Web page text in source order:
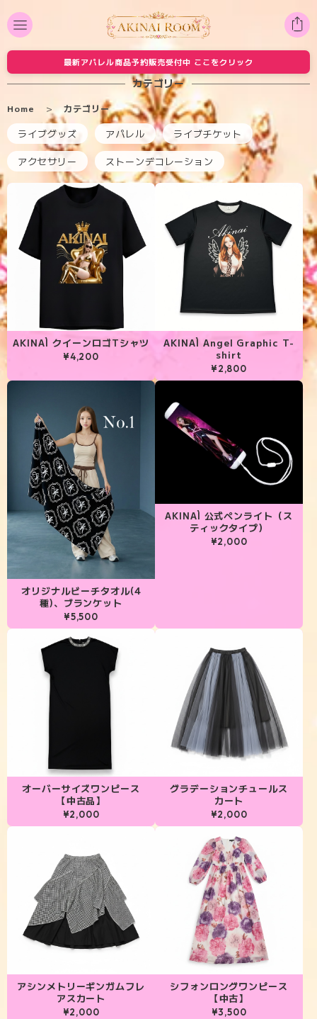
最新アパレル商品予約販売受付中 ここをクリック
カテゴリー
Home カテゴリー
ライブグッズ アパレル ライブチケット
アクセサリー ストーンデコレーション
AKINAÌ クイーンロゴTシャツ
¥4,200
AKINAÌ Angel Graphic T-
shirt
¥2,800
オリジナルビーチタオル(4
種)、ブランケット
¥5,500
AKINAÌ 公式ペンライト（ス
ティックタイプ）
¥2,000
オーバーサイズワンピース
【中古品】
¥2,000
グラデーションチュールス
カート
¥2,000
アシンメトリーギンガムフレ
アスカート
¥2,000
シフォンロングワンピース
【中古】
¥3,500